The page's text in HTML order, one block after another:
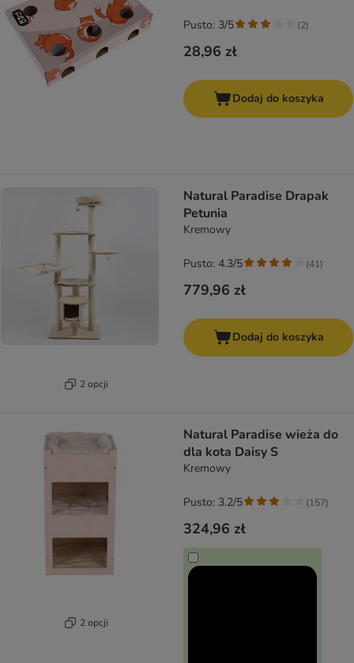
28,96 zł
Pusto: 3/5 (2)
Dodaj do koszyka
2 opcji
Natural Paradise Drapak
Petunia
Kremowy
779,96 zł
Pusto: 4.3/5 (41)
Dodaj do koszyka
2 opcji
Natural Paradise wieża do
dla kota Daisy S
Kremowy
324,96 zł
Pusto: 3.2/5 (157)